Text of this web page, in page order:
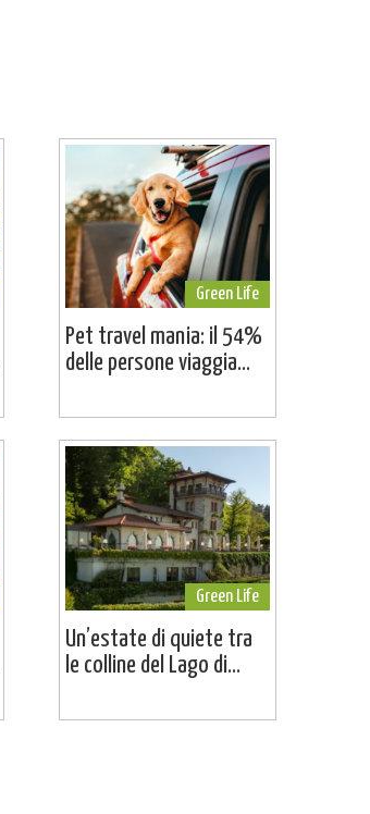
Green Life
Pet travel mania: il 54%
delle persone viaggia...
Green Life
Un’estate di quiete tra
le colline del Lago di...